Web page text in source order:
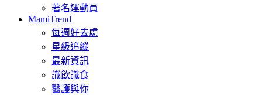
著名運動員
MamiTrend
每週好去處
星級追縱
最新資訊
識飲識食
醫護與你